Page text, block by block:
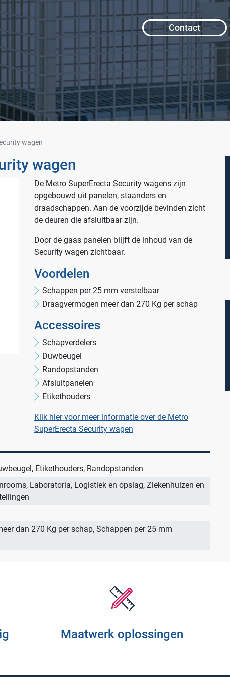
Contact
wagen
wagen
De Metro SuperErecta Security wagens zijn
opgebouwd uit panelen, staanders en
draadschappen. Aan de voorzijde bevinden zicht
de deuren die afsluitbaar zijn.
Door de gaas panelen blijft de inhoud van de
Security wagen zichtbaar.
Voordelen
Schappen per 25 mm verstelbaar
Draagvermogen meer dan 270 Kg per schap
Accessoires
Schapverdelers
Duwbeugel
Randopstanden
Afsluitpanelen
Etikethouders
Klik hier voor meer informatie over de Metro
SuperErecta Security wagen
Etikethouders, Randopstanden
Laboratoria, Logistiek en opslag, Ziekenhuizen en
dan 270 Kg per schap, Schappen per 25 mm
Maatwerk oplossingen
Productlijnen
Infectiepreventie en hygiëne
Opslagmogelijkheden
Medische (verzorgings)wagens
Wastransport
Werkplekinrichting
Assortiment